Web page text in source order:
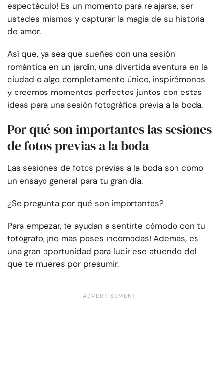
espectáculo! Es un momento para relajarse, ser
ustedes mismos y capturar la magia de su historia
de amor.
Así que, ya sea que sueñes con una sesión
romántica en un jardín, una divertida aventura en la
ciudad o algo completamente único, inspirémonos
y creemos momentos perfectos juntos con estas
ideas para una sesión fotográfica previa a la boda.
Por qué son importantes las sesiones
de fotos previas a la boda
Las sesiones de fotos previas a la boda son como
un ensayo general para tu gran día.
¿Se pregunta por qué son importantes?
Para empezar, te ayudan a sentirte cómodo con tu
fotógrafo, ¡no más poses incómodas! Además, es
una gran oportunidad para lucir ese atuendo del
que te mueres por presumir.